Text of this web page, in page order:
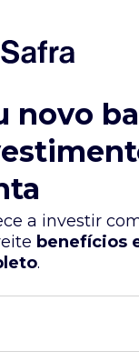
novo
a investir
benefícios
.